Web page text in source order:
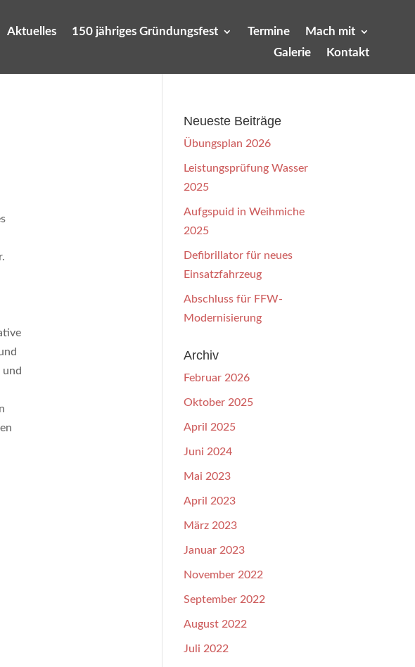
Aktuelles 150 jähriges Gründungsfest Termine
Mach mit
Galerie
Kontakt
Neueste Beiträge
Übungsplan 2026
Leistungsprüfung Wasser
2025
Aufgspuid in Weihmiche
2025
Defibrillator für neues
Einsatzfahrzeug
Abschluss für FFW-
Modernisierung
Archiv
Februar 2026
Oktober 2025
April 2025
Juni 2024
Mai 2023
April 2023
März 2023
Januar 2023
November 2022
September 2022
August 2022
Juli 2022